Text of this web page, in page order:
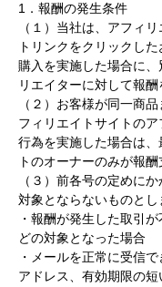
1．報酬の発生条件
（１）当社は、アフィ
トリンクをクリックし
購入を実施した場合に
リエイターに対して報酬
（２）お客様が同一商
フィリエイトサイトの
行為を実施した場合は
トのオーナーのみが報
（３）前各号の定めに
対象とならないものとし
・報酬が発生した取引
どの対象となった場合
・メールを正常に受信
アドレス、有効期限の